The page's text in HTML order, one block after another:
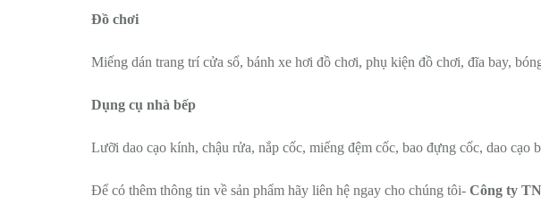
Đồ chơi
Miếng dán trang trí cửa sổ, bánh xe hơi đồ chơi, phụ kiện đồ chơi, đĩa bay,
Dụng cụ nhà bếp
Lưỡi dao cạo kính, chậu rửa, nắp cốc, miếng đệm cốc, bao đựng cốc, dao cạo
Để có thêm thông tin về sản phẩm hãy liên hệ ngay cho chúng tôi- Công ty